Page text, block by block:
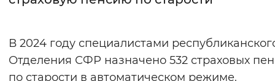
Интервал между буквами
Цвет сайта
В 2024 году специалистами
Отделения СФР назначено 532 страховых
по старости в автоматическом режиме.